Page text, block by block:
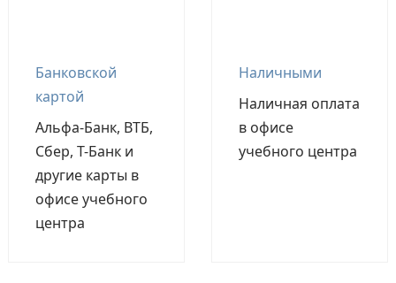
Банковской
картой
Альфа-Банк, ВТБ,
Сбер, Т-Банк и
другие карты в
офисе учебного
центра
Наличными
Наличная оплата
в офисе
учебного центра